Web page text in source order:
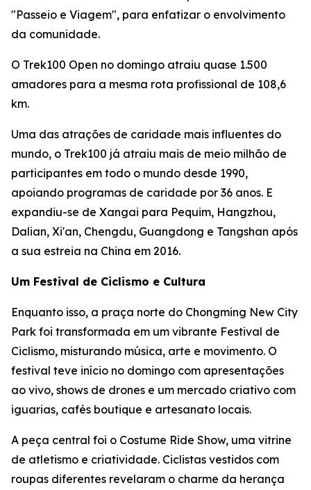
"Passeio e Viagem", para enfatizar o envolvimento
da comunidade.
O Trek100 Open no domingo atraiu quase 1.500
amadores para a mesma rota profissional de 108,6
km.
Uma das atrações de caridade mais influentes do
mundo, o Trek100 já atraiu mais de meio milhão de
participantes em todo o mundo desde 1990,
apoiando programas de caridade por 36 anos. E
expandiu-se de Xangai para Pequim, Hangzhou,
Dalian, Xi'an, Chengdu, Guangdong e Tangshan após
a sua estreia na China em 2016.
Um Festival de Ciclismo e Cultura
Enquanto isso, a praça norte do Chongming New City
Park foi transformada em um vibrante Festival de
Ciclismo, misturando música, arte e movimento. O
festival teve início no domingo com apresentações
ao vivo, shows de drones e um mercado criativo com
iguarias, cafés boutique e artesanato locais.
A peça central foi o Costume Ride Show, uma vitrine
de atletismo e criatividade. Ciclistas vestidos com
roupas diferentes revelaram o charme da herança